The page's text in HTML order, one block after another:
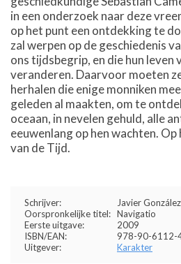
in een onderzoek naar deze
op het punt een ontdekking te
zal werpen op de geschiedenis
ons tijdsbegrip, en die hun leven
veranderen. Daarvoor moeten
herhalen die enige monniken
geleden al maakten, om te
oceaan, in nevelen gehuld, alle
eeuwenlang op hen wachten. Op
van de Tijd.
Schrijver:
Javier González
Oorspronkelijke titel: Navigatio
Eerste uitgave:
2009
ISBN/EAN:
978-90-6112-
Uitgever:
Karakter